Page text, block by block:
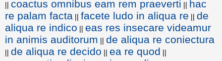
|| coactus omnibus eam rem praeverti || hac
re palam facta || facete ludo in aliqua re || de
aliqua re indico || eas res insecare videamur
in animis auditorum || de aliqua re coniectura
|| de aliqua re decido || ea re quod ||